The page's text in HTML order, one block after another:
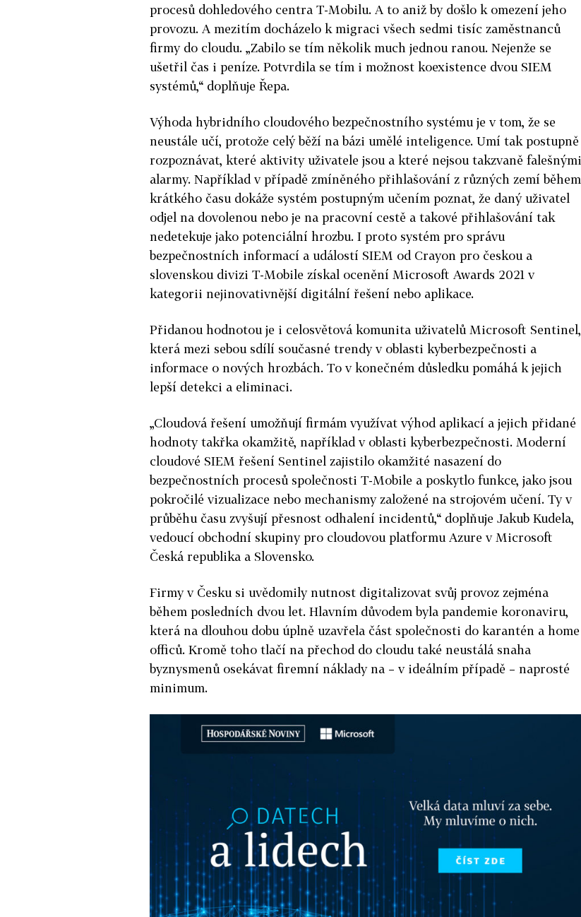
procesů dohledového centra T-Mobilu. A to aniž by došlo k omezení jeho
provozu. A mezitím docházelo k migraci všech sedmi tisíc zaměstnanců
firmy do cloudu. „Zabilo se tím několik much jednou ranou. Nejenže se
ušetřil čas i peníze. Potvrdila se tím i možnost koexistence dvou SIEM
systémů,“ doplňuje Řepa.
Výhoda hybridního cloudového bezpečnostního systému je v tom, že se
neustále učí, protože celý běží na bázi umělé inteligence. Umí tak postupně
rozpoznávat, které aktivity uživatele jsou a které nejsou takzvaně falešnými
alarmy. Například v případě zmíněného přihlašování z různých zemí během
krátkého času dokáže systém postupným učením poznat, že daný uživatel
odjel na dovolenou nebo je na pracovní cestě a takové přihlašování tak
nedetekuje jako potenciální hrozbu. I proto systém pro správu
bezpečnostních informací a událostí SIEM od Crayon pro českou a
slovenskou divizi T-Mobile získal ocenění Microsoft Awards 2021 v
kategorii nejinovativnější digitální řešení nebo aplikace.
Přidanou hodnotou je i celosvětová komunita uživatelů Microsoft Sentinel,
která mezi sebou sdílí současné trendy v oblasti kyberbezpečnosti a
informace o nových hrozbách. To v konečném důsledku pomáhá k jejich
lepší detekci a eliminaci.
„Cloudová řešení umožňují firmám využívat výhod aplikací a jejich přidané
hodnoty takřka okamžitě, například v oblasti kyberbezpečnosti. Moderní
cloudové SIEM řešení Sentinel zajistilo okamžité nasazení do
bezpečnostních procesů společnosti T-Mobile a poskytlo funkce, jako jsou
pokročilé vizualizace nebo mechanismy založené na strojovém učení. Ty v
průběhu času zvyšují přesnost odhalení incidentů,“ doplňuje Jakub Kudela,
vedoucí obchodní skupiny pro cloudovou platformu Azure v Microsoft
Česká republika a Slovensko.
Firmy v Česku si uvědomily nutnost digitalizovat svůj provoz zejména
během posledních dvou let. Hlavním důvodem byla pandemie koronaviru,
která na dlouhou dobu úplně uzavřela část společnosti do karantén a home
officů. Kromě toho tlačí na přechod do cloudu také neustálá snaha
byznysmenů osekávat firemní náklady na – v ideálním případě – naprosté
minimum.